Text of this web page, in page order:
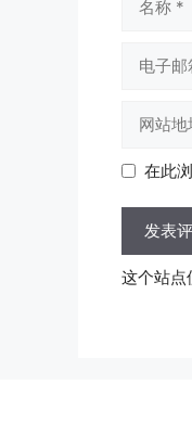
址
地
址
在此
这个站点